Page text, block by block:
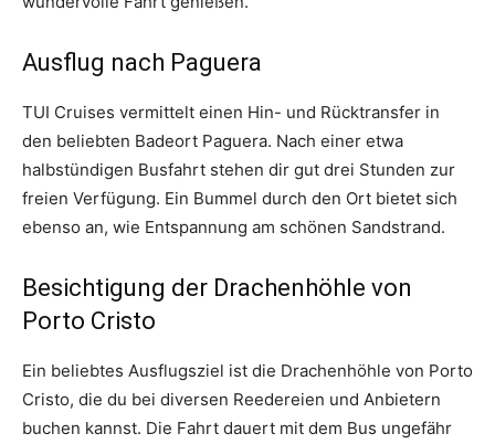
Ausflug nach Paguera
TUI Cruises vermittelt einen Hin- und Rücktransfer in
den beliebten Badeort Paguera. Nach einer etwa
halbstündigen Busfahrt stehen dir gut drei Stunden zur
freien Verfügung. Ein Bummel durch den Ort bietet sich
ebenso an, wie Entspannung am schönen Sandstrand.
Besichtigung der Drachenhöhle von
Porto Cristo
Ein beliebtes Ausflugsziel ist die Drachenhöhle von Porto
Cristo, die du bei diversen Reedereien und Anbietern
buchen kannst. Die Fahrt dauert mit dem Bus ungefähr